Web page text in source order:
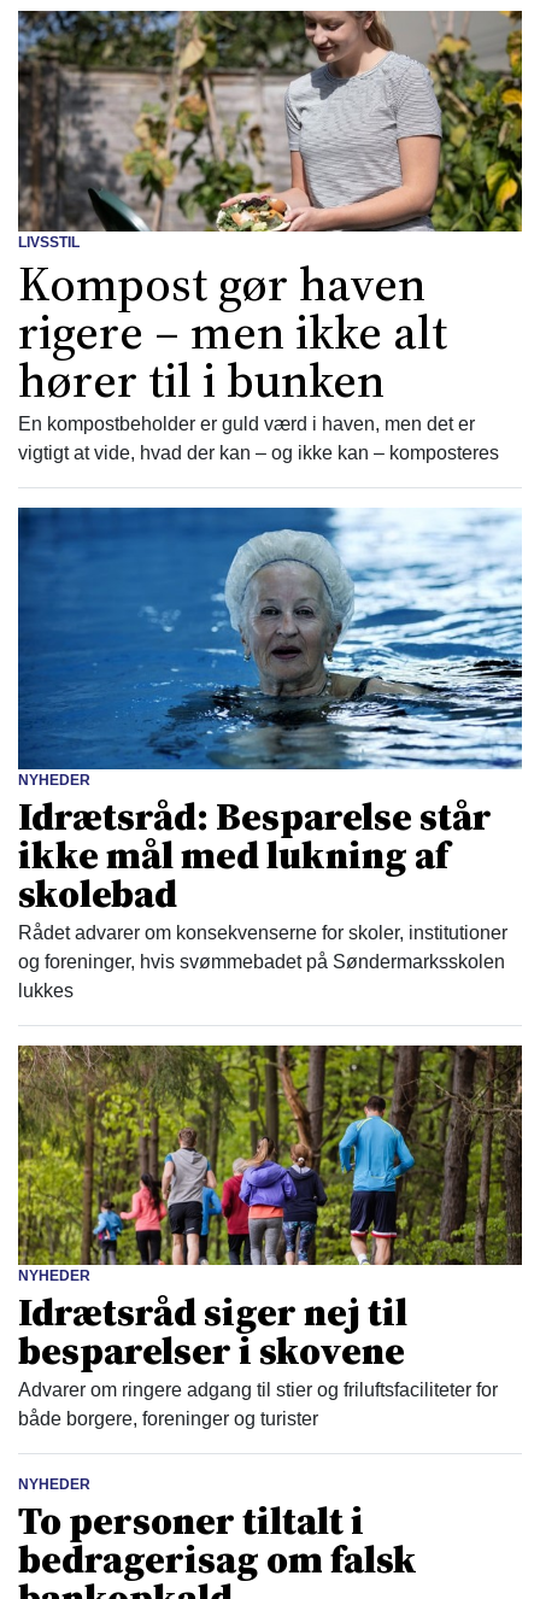
LIVSSTIL
Kompost gør haven
rigere – men ikke alt
hører til i bunken
En kompostbeholder er guld værd i haven, men det er
vigtigt at vide, hvad der kan – og ikke kan – komposteres
NYHEDER
Idrætsråd: Besparelse står
ikke mål med lukning af
skolebad
Rådet advarer om konsekvenserne for skoler, institutioner
og foreninger, hvis svømmebadet på Søndermarksskolen
lukkes
NYHEDER
Idrætsråd siger nej til
besparelser i skovene
Advarer om ringere adgang til stier og friluftsfaciliteter for
både borgere, foreninger og turister
NYHEDER
To personer tiltalt i
bedragerisag om falsk